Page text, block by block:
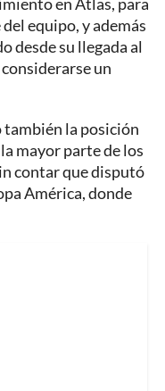
equipo, y además
desde su llegada al
un
también la posición
mayor parte de los
contar que disputó
América, donde